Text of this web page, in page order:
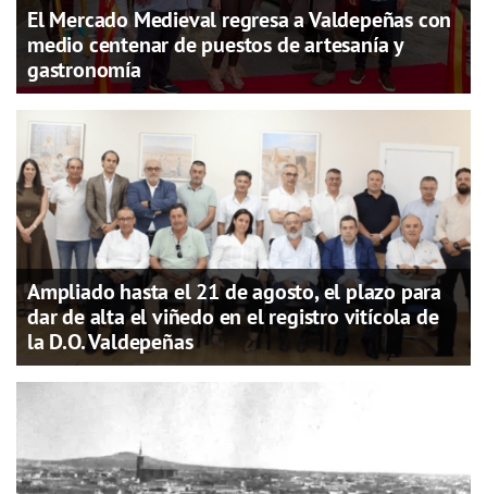
El Mercado Medieval regresa a Valdepeñas con
medio centenar de puestos de artesanía y
gastronomía
Ampliado hasta el 21 de agosto, el plazo para
dar de alta el viñedo en el registro vitícola de
la D.O. Valdepeñas